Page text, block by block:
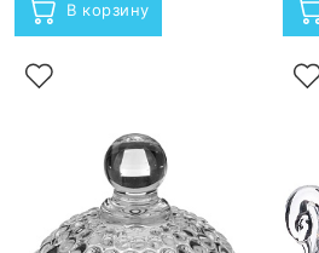
В корзину